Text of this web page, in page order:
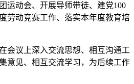
运动会、开展导师带徒、建党100
劳动竞赛工作、落实本年度教育培
会议上深入交流思想、相互沟通工
意见、相互交流学习，为后续工作